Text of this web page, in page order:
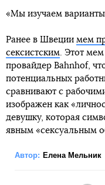
«Мы изучаем
Ранее в Швеции мем
сексистским. Этот
провайдер Bahnhof,
потенциальных
сравнивают с
изображен как
девушку, которая
явным «сексуальным
Автор: Елена Мельник